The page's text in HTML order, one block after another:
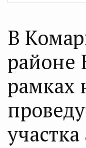
В
рамках